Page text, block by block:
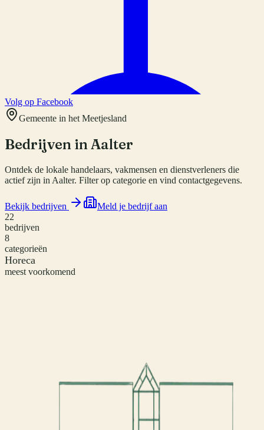
Volg op Facebook
Gemeente in het Meetjesland
Bedrijven inAalter
Ontdek de lokale handelaars, vakmensen en dienstverleners die
actief zijn in Aalter. Filter op categorie en vind contactgegevens.
Bekijk bedrijven
Meld je bedrijf aan
22
bedrijven
8
categorieën
Horeca
meest voorkomend